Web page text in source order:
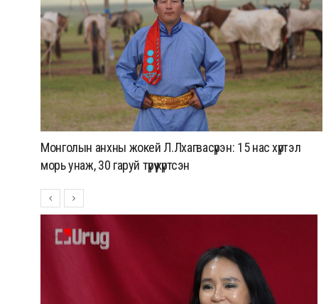
Монголын анхны жокей Л.Лхагвасүрэн: 15 нас хүртэл
морь унаж, 30 гаруй түрүү хүртсэн